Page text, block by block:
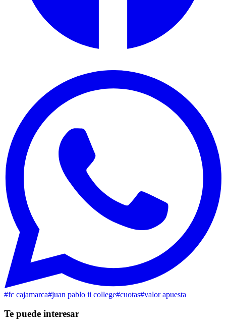
#fc cajamarca#juan pablo ii college#cuotas#valor apuesta
Te puede interesar